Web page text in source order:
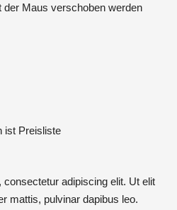
der Maus verschoben werden
ist Preisliste
adipiscing elit. Ut elit
mattis, pulvinar dapibus leo.